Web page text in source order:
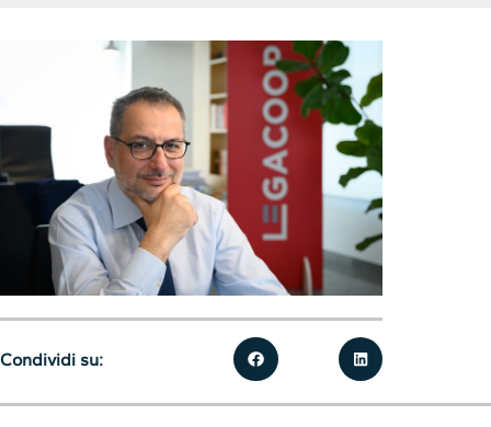
Condividi su: